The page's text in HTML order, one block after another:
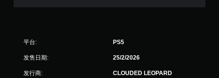
平台: PS5
发售日期: 25/2/2026
发行商:
CLOUDED LEOPARD